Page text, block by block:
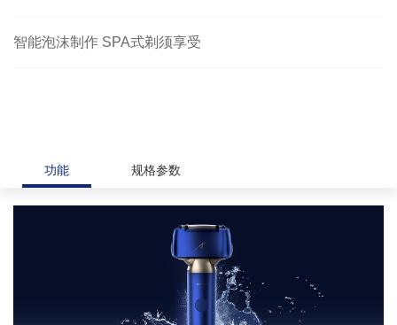
智能泡沫制作 SPA式剃须享受
功能 规格参数